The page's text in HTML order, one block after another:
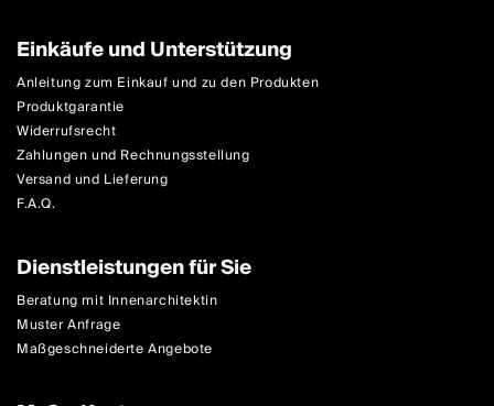
Einkäufe und Unterstützung
Anleitung zum Einkauf und zu den Produkten
Produktgarantie
Widerrufsrecht
Zahlungen und Rechnungsstellung
Versand und Lieferung
F.A.Q.
Dienstleistungen für Sie
Beratung mit Innenarchitektin
Muster Anfrage
Maßgeschneiderte Angebote